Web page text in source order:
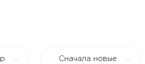
Сначала новые